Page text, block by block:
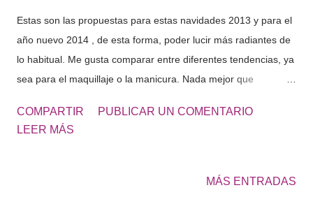
Estas son las propuestas para estas navidades 2013 y para el
año nuevo 2014 , de esta forma, poder lucir más radiantes de
lo habitual. Me gusta comparar entre diferentes tendencias, ya
sea para el maquillaje o la manicura. Nada mejor que
navidades 2013 - 2014. DIOR GOLDEN CHRISTMAS &
su colección de invierno Goden Winter en Versalles, una
COMPARTIR
PUBLICAR UN COMENTARIO
LEER MÁS
MÁS ENTRADAS